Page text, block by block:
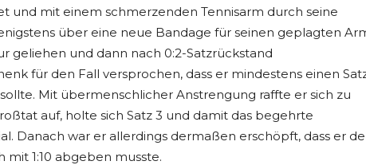
und mit einem schmerzenden Tennisarm durch seine
über eine neue Bandage für seinen geplagten
geliehen und dann nach 0:2-Satzrückstand
für den Fall versprochen, dass er mindestens einen
Mit übermenschlicher Anstrengung raffte er sich zu
auf, holte sich Satz 3 und damit das begehrte
Danach war er allerdings dermaßen erschöpft, dass er
1:10 abgeben musste.